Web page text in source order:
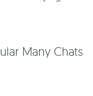
Many Chats